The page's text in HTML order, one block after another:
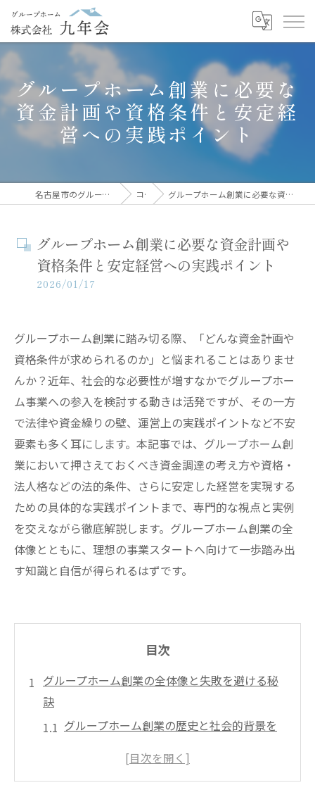
グループホーム創業に必要な
資金計画や資格条件と安定経
営への実践ポイント
名古屋市のグループホームなら株式会社九年会 コラム グループホーム創業に必要な資金計画や資格条件と安定経営への実践ポイント
グループホーム創業に必要な資金計画や
資格条件と安定経営への実践ポイント
2026/01/17
グループホーム創業に踏み切る際、「どんな資金計画や
資格条件が求められるのか」と悩まれることはありませ
んか？近年、社会的な必要性が増すなかでグループホー
ム事業への参入を検討する動きは活発ですが、その一方
で法律や資金繰りの壁、運営上の実践ポイントなど不安
要素も多く耳にします。本記事では、グループホーム創
業において押さえておくべき資金調達の考え方や資格・
法人格などの法的条件、さらに安定した経営を実現する
ための具体的な実践ポイントまで、専門的な視点と実例
を交えながら徹底解説します。グループホーム創業の全
体像とともに、理想の事業スタートへ向けて一歩踏み出
す知識と自信が得られるはずです。
目次
グループホーム創業の全体像と失敗を避ける秘
訣
グループホーム創業の歴史と社会的背景を
グループホーム創業で多い失敗例と回避策